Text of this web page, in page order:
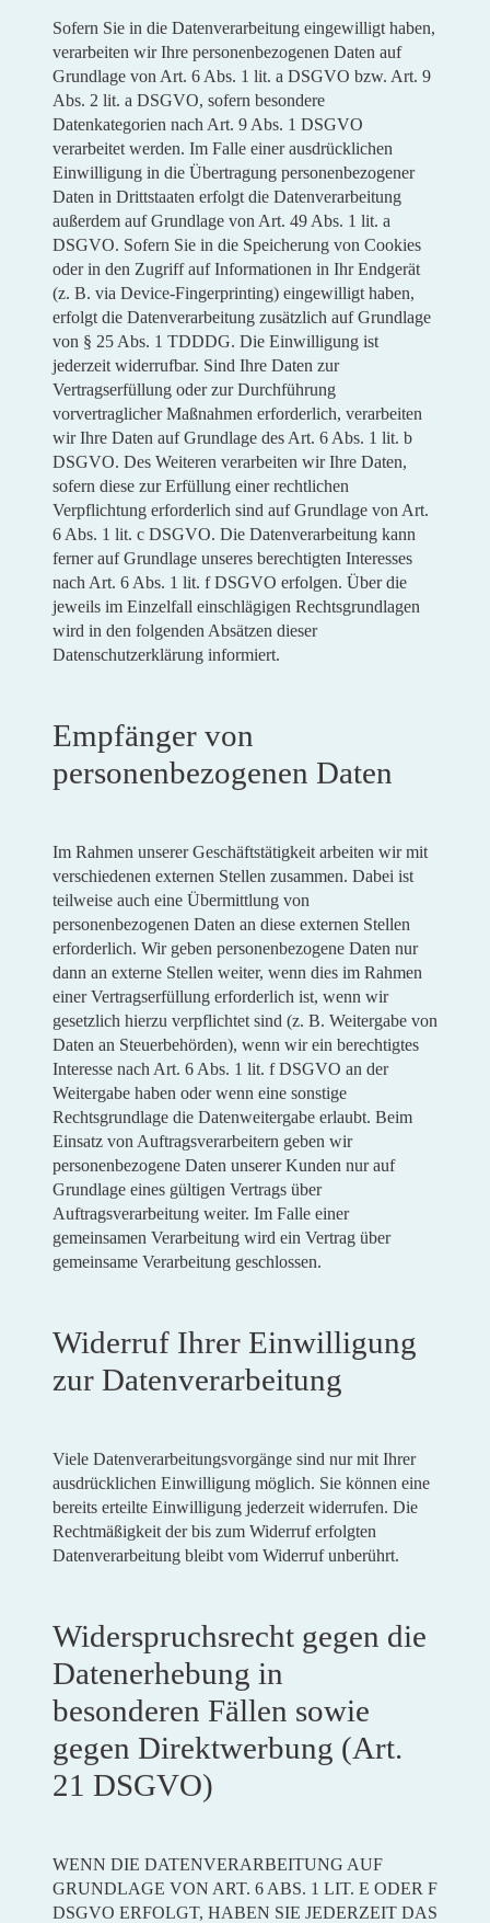
Sofern Sie in die Datenverarbeitung eingewilligt haben,
verarbeiten wir Ihre personenbezogenen Daten auf
Grundlage von Art. 6 Abs. 1 lit. a DSGVO bzw. Art. 9
Abs. 2 lit. a DSGVO, sofern besondere
Datenkategorien nach Art. 9 Abs. 1 DSGVO
verarbeitet werden. Im Falle einer ausdrücklichen
Einwilligung in die Übertragung personenbezogener
Daten in Drittstaaten erfolgt die Datenverarbeitung
außerdem auf Grundlage von Art. 49 Abs. 1 lit. a
DSGVO. Sofern Sie in die Speicherung von Cookies
oder in den Zugriff auf Informationen in Ihr Endgerät
(z. B. via Device-Fingerprinting) eingewilligt haben,
erfolgt die Datenverarbeitung zusätzlich auf Grundlage
von § 25 Abs. 1 TDDDG. Die Einwilligung ist
jederzeit widerrufbar. Sind Ihre Daten zur
Vertragserfüllung oder zur Durchführung
vorvertraglicher Maßnahmen erforderlich, verarbeiten
wir Ihre Daten auf Grundlage des Art. 6 Abs. 1 lit. b
DSGVO. Des Weiteren verarbeiten wir Ihre Daten,
sofern diese zur Erfüllung einer rechtlichen
Verpflichtung erforderlich sind auf Grundlage von Art.
6 Abs. 1 lit. c DSGVO. Die Datenverarbeitung kann
ferner auf Grundlage unseres berechtigten Interesses
nach Art. 6 Abs. 1 lit. f DSGVO erfolgen. Über die
jeweils im Einzelfall einschlägigen Rechtsgrundlagen
wird in den folgenden Absätzen dieser
Datenschutzerklärung informiert.
Empfänger von
personenbezogenen Daten
Im Rahmen unserer Geschäftstätigkeit arbeiten wir mit
verschiedenen externen Stellen zusammen. Dabei ist
teilweise auch eine Übermittlung von
personenbezogenen Daten an diese externen Stellen
erforderlich. Wir geben personenbezogene Daten nur
dann an externe Stellen weiter, wenn dies im Rahmen
einer Vertragserfüllung erforderlich ist, wenn wir
gesetzlich hierzu verpflichtet sind (z. B. Weitergabe von
Daten an Steuerbehörden), wenn wir ein berechtigtes
Interesse nach Art. 6 Abs. 1 lit. f DSGVO an der
Weitergabe haben oder wenn eine sonstige
Rechtsgrundlage die Datenweitergabe erlaubt. Beim
Einsatz von Auftragsverarbeitern geben wir
personenbezogene Daten unserer Kunden nur auf
Grundlage eines gültigen Vertrags über
Auftragsverarbeitung weiter. Im Falle einer
gemeinsamen Verarbeitung wird ein Vertrag über
gemeinsame Verarbeitung geschlossen.
Widerruf Ihrer Einwilligung
zur Datenverarbeitung
Viele Datenverarbeitungsvorgänge sind nur mit Ihrer
ausdrücklichen Einwilligung möglich. Sie können eine
bereits erteilte Einwilligung jederzeit widerrufen. Die
Rechtmäßigkeit der bis zum Widerruf erfolgten
Datenverarbeitung bleibt vom Widerruf unberührt.
Widerspruchsrecht gegen die
Datenerhebung in
besonderen Fällen sowie
gegen Direktwerbung (Art.
21 DSGVO)
WENN DIE DATENVERARBEITUNG AUF
GRUNDLAGE VON ART. 6 ABS. 1 LIT. E ODER F
DSGVO ERFOLGT, HABEN SIE JEDERZEIT DAS